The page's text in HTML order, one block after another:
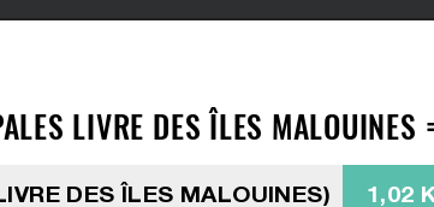
LIVRE DES ÎLES
DES ÎLES MALOUINES) 1,02